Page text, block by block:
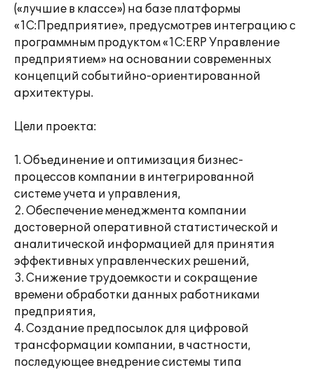
(«лучшие в классе») на базе платформы
«1С:Предприятие», предусмотрев интеграцию с
программным продуктом «1С:ERP Управление
предприятием» на основании современных
концепций событийно-ориентированной
архитектуры.
Цели проекта:
1. Объединение и оптимизация бизнес-
процессов компании в интегрированной
системе учета и управления,
2. Обеспечение менеджмента компании
достоверной оперативной статистической и
аналитической информацией для принятия
эффективных управленческих решений,
3. Снижение трудоемкости и сокращение
времени обработки данных работниками
предприятия,
4. Создание предпосылок для цифровой
трансформации компании, в частности,
последующее внедрение системы типа